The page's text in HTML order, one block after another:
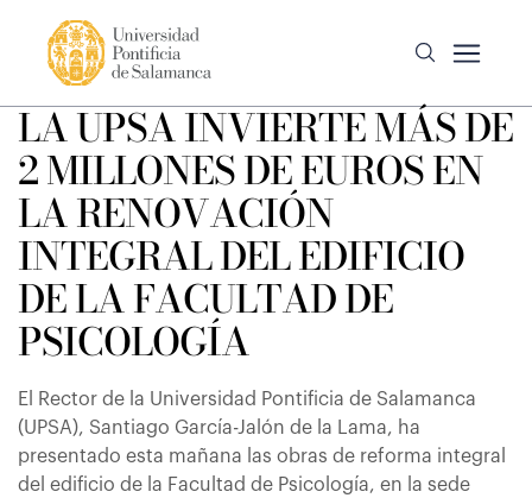
LA UPSA INVIERTE MÁS DE
2 MILLONES DE EUROS EN
LA RENOVACIÓN
INTEGRAL DEL EDIFICIO
DE LA FACULTAD DE
PSICOLOGÍA
El Rector de la Universidad Pontificia de Salamanca
(UPSA), Santiago García-Jalón de la Lama, ha
presentado esta mañana las obras de reforma integral
del edificio de la Facultad de Psicología, en la sede